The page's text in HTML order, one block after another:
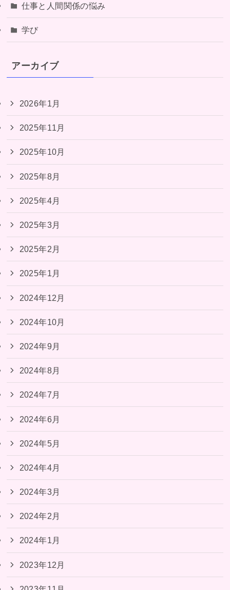
仕事と人間関係の悩み
学び
アーカイブ
2026年1月
2025年11月
2025年10月
2025年8月
2025年4月
2025年3月
2025年2月
2025年1月
2024年12月
2024年10月
2024年9月
2024年8月
2024年7月
2024年6月
2024年5月
2024年4月
2024年3月
2024年2月
2024年1月
2023年12月